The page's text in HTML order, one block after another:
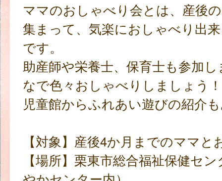
ママのおしゃべり会とは、産後
集まって、気楽におしゃべり出
です。
助産師や栄養士、保育士も参加
なで色々おしゃべりしましょう！
児童館からふれあい遊びの紹介
【対象】産後4か月までのママと
【場所】栗東市総合福祉保健セ